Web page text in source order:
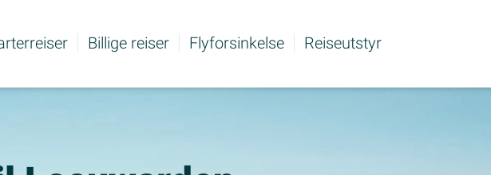
Billige reiser Flyforsinkelse Reiseutstyr